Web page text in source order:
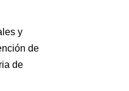
y
de
de